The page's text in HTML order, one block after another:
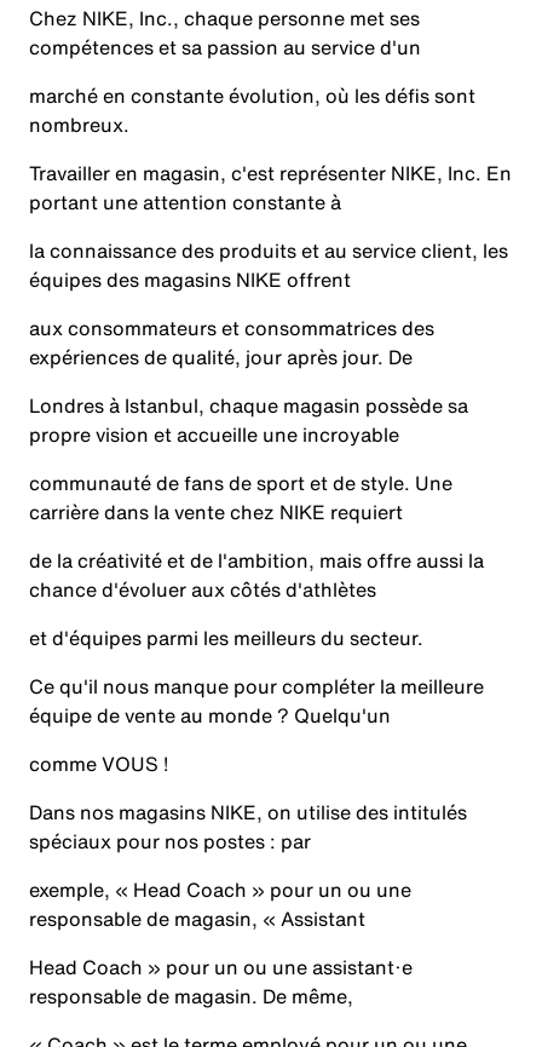
Chez NIKE, Inc., chaque personne met ses
compétences et sa passion au service d'un
marché en constante évolution, où les défis sont
nombreux.
Travailler en magasin, c'est représenter NIKE, Inc. En
portant une attention constante à
la connaissance des produits et au service client, les
équipes des magasins NIKE offrent
aux consommateurs et consommatrices des
expériences de qualité, jour après jour. De
Londres à Istanbul, chaque magasin possède sa
propre vision et accueille une incroyable
communauté de fans de sport et de style. Une
carrière dans la vente chez NIKE requiert
de la créativité et de l'ambition, mais offre aussi la
chance d'évoluer aux côtés d'athlètes
et d'équipes parmi les meilleurs du secteur.
Ce qu'il nous manque pour compléter la meilleure
équipe de vente au monde ? Quelqu'un
comme VOUS !
Dans nos magasins NIKE, on utilise des intitulés
spéciaux pour nos postes : par
exemple, « Head Coach » pour un ou une
responsable de magasin, « Assistant
Head Coach » pour un ou une assistant·e
responsable de magasin. De même,